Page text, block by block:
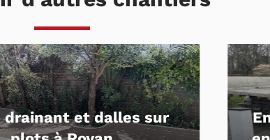
Entrée de maison en pavés et